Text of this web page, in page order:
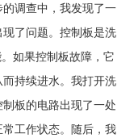
调查中，我发现了一
了问题。控制板是洗
如果控制板故障，它
持续进水。我打开洗
板的电路出现了一处
工作状态。随后，我